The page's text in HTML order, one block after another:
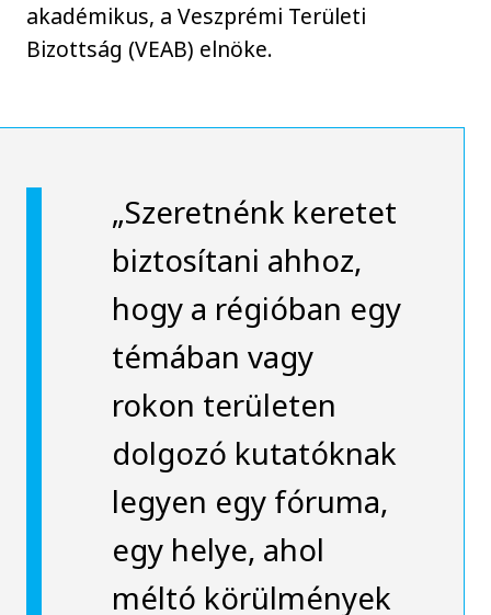
akadémikus, a Veszprémi Területi
Bizottság (VEAB) elnöke.
„Szeretnénk keretet
biztosítani ahhoz,
hogy a régióban egy
témában vagy
rokon területen
dolgozó kutatóknak
legyen egy fóruma,
egy helye, ahol
méltó körülmények